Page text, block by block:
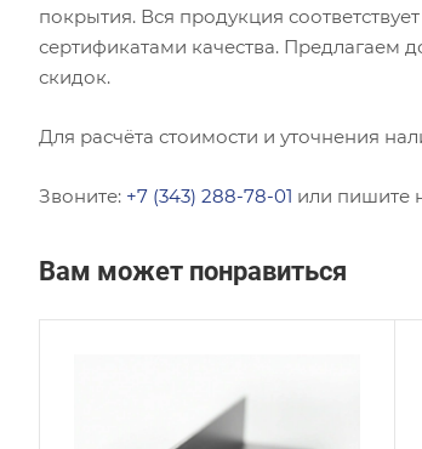
покрытия. Вся продукция
сертификатами качества. Предлагаем
скидок.
Для расчёта стоимости и уточнения
Звоните: +7 (343) 288-78-01 или пишите
Вам может понравиться
Равнополочный
Высота, мм